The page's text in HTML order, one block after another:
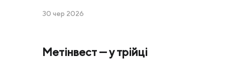
30 чер 2026
Метінвест — у трійці